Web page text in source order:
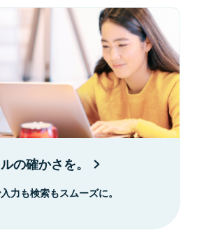
の確かさを。
力も検索もスムーズに。